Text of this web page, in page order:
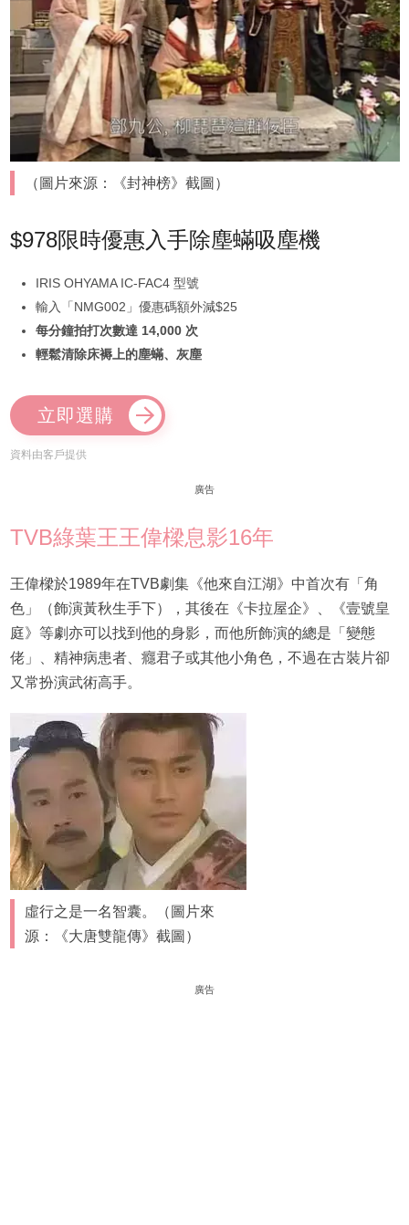
（圖片來源：《封神榜》截圖）
$978限時優惠入手除塵蟎吸塵機
IRIS OHYAMA IC-FAC4 型號
輸入「NMG002」優惠碼額外減$25
每分鐘拍打次數達 14,000 次
輕鬆清除床褥上的塵蟎、灰塵
立即選購
資料由客戶提供
廣告
TVB綠葉王王偉樑息影16年
王偉樑於1989年在TVB劇集《他來自江湖》中首次有「角
色」（飾演黃秋生手下），其後在《卡拉屋企》、《壹號皇
庭》等劇亦可以找到他的身影，而他所飾演的總是「變態
佬」、精神病患者、癮君子或其他小角色，不過在古裝片卻
又常扮演武術高手。
虛行之是一名智囊。（圖片來
源：《大唐雙龍傳》截圖）
廣告